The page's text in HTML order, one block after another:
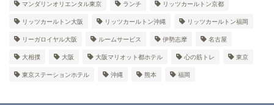
マンダリンオリエンタル東京 ランチ リッツカールトン京都
リッツカールトン大阪 リッツカールトン沖縄 リッツカールトン福岡
リーガロイヤル大阪 ルームサービス 伊勢志摩 名古屋
大相撲 大阪 大阪マリオット都ホテル 心の筋トレ 東京
東京ステーションホテル 沖縄 熊本 福岡